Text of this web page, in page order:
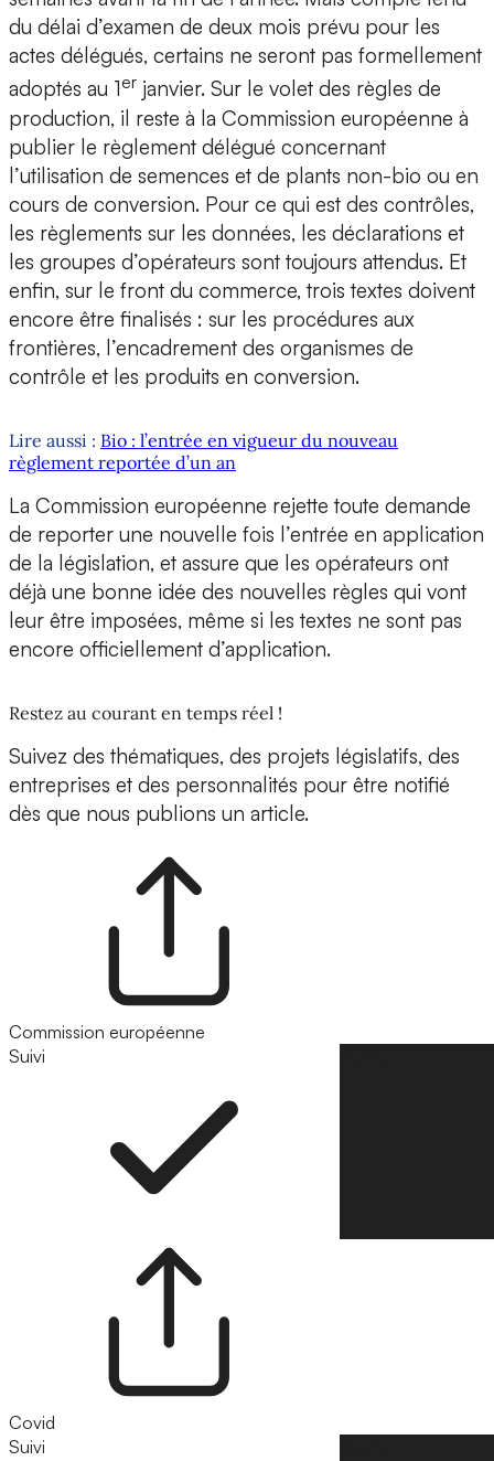
du délai d’examen de deux mois prévu pour les
actes délégués, certains ne seront pas formellement
adoptés au 1er janvier. Sur le volet des règles de
production, il reste à la Commission européenne à
publier le règlement délégué concernant
l’utilisation de semences et de plants non-bio ou en
cours de conversion. Pour ce qui est des contrôles,
les règlements sur les données, les déclarations et
les groupes d’opérateurs sont toujours attendus. Et
enfin, sur le front du commerce, trois textes doivent
encore être finalisés : sur les procédures aux
frontières, l’encadrement des organismes de
contrôle et les produits en conversion.
Lire aussi : Bio : l’entrée en vigueur du nouveau
règlement reportée d’un an
La Commission européenne rejette toute demande
de reporter une nouvelle fois l’entrée en application
de la législation, et assure que les opérateurs ont
déjà une bonne idée des nouvelles règles qui vont
leur être imposées, même si les textes ne sont pas
encore officiellement d’application.
Restez au courant en temps réel !
Suivez des thématiques, des projets législatifs, des
entreprises et des personnalités pour être notifié
dès que nous publions un article.
Commission européenne
Suivi
Covid
Suivi